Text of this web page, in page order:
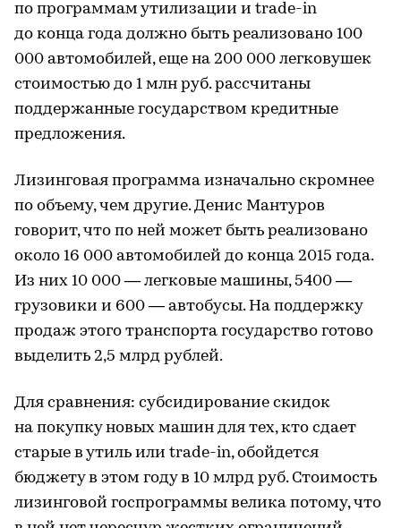
по программам утилизации и trade-in
до конца года должно быть реализовано 100
000 автомобилей, еще на 200 000 легковушек
стоимостью до 1 млн руб. рассчитаны
поддержанные государством кредитные
предложения.
Лизинговая программа изначально скромнее
по объему, чем другие. Денис Мантуров
говорит, что по ней может быть реализовано
около 16 000 автомобилей до конца 2015 года.
Из них 10 000 — легковые машины, 5400 —
грузовики и 600 — автобусы. На поддержку
продаж этого транспорта государство готово
выделить 2,5 млрд рублей.
Для сравнения: субсидирование скидок
на покупку новых машин для тех, кто сдает
старые в утиль или trade-in, обойдется
бюджету в этом году в 10 млрд руб. Стоимость
лизинговой госпрограммы велика потому, что